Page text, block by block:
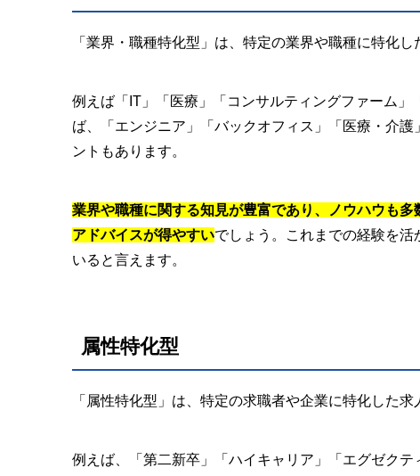
「業界・職種特化型」は、特定の業界や職種に特化し
例えば「IT」「医療」「コンサルティングファーム
ば、「エンジニア」「バックオフィス」「医療・介
ントもあります。
業界や職種に関する知見が豊富であり、ノウハウも
アドバイスが得やすいでしょう。これまでの経験を
いると言えます。
属性特化型
「属性特化型」は、特定の求職者や企業に特化した求
例えば、「第二新卒」「ハイキャリア」「エグゼク